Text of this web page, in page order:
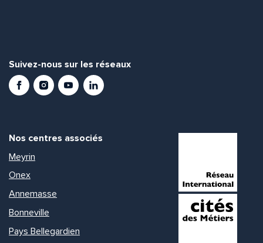
Suivez-nous sur les réseaux
FacebookInstagramYoutubeLinkedIn
Nos centres associés
Meyrin
Onex
Annemasse
Bonneville
Pays Bellegardien